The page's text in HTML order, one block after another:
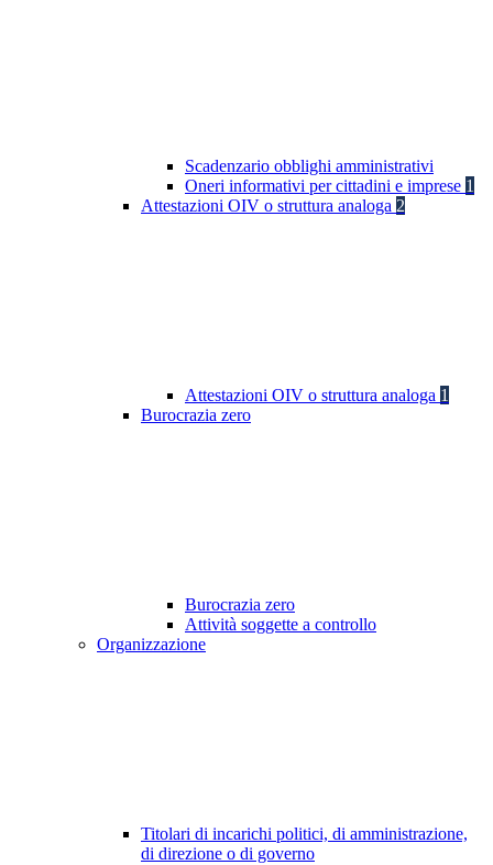
Scadenzario obblighi amministrativi
Oneri informativi per cittadini e imprese 1
Attestazioni OIV o struttura analoga 2
Attestazioni OIV o struttura analoga 1
Burocrazia zero
Burocrazia zero
Attività soggette a controllo
Organizzazione
Titolari di incarichi politici, di amministrazione,
di direzione o di governo